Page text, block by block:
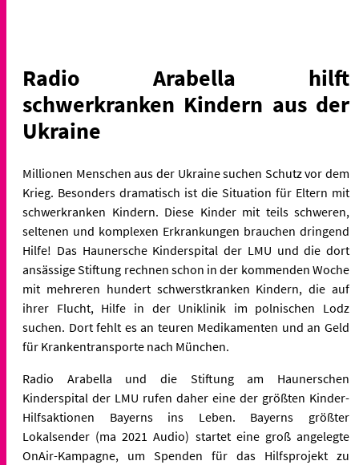
Radio Arabella hilft
schwerkranken Kindern aus der
Ukraine
Millionen Menschen aus der Ukraine suchen Schutz vor dem
Krieg. Besonders dramatisch ist die Situation für Eltern mit
schwerkranken Kindern. Diese Kinder mit teils schweren,
seltenen und komplexen Erkrankungen brauchen dringend
Hilfe! Das Haunersche Kinderspital der LMU und die dort
ansässige Stiftung rechnen schon in der kommenden Woche
mit mehreren hundert schwerstkranken Kindern, die auf
ihrer Flucht, Hilfe in der Uniklinik im polnischen Lodz
suchen. Dort fehlt es an teuren Medikamenten und an Geld
für Krankentransporte nach München.
Radio Arabella und die Stiftung am Haunerschen
Kinderspital der LMU rufen daher eine der größten Kinder-
Hilfsaktionen Bayerns ins Leben. Bayerns größter
Lokalsender (ma 2021 Audio) startet eine groß angelegte
OnAir-Kampagne, um Spenden für das Hilfsprojekt zu